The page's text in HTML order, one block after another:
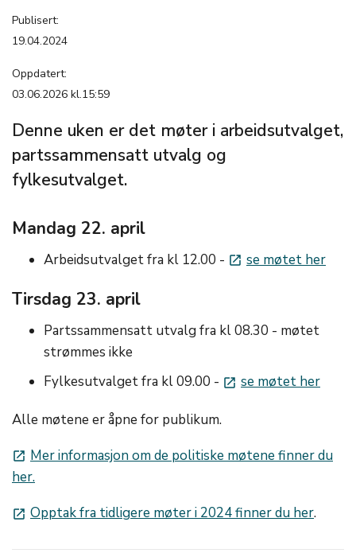
Publisert:
19.04.2024
Oppdatert:
03.06.2026 kl.15:59
Denne uken er det møter i arbeidsutvalget,
partssammensatt utvalg og
fylkesutvalget.
Mandag 22. april
Arbeidsutvalget fra kl 12.00 - launch se møtet her
Tirsdag 23. april
Partssammensatt utvalg fra kl 08.30 - møtet
strømmes ikke
Fylkesutvalget fra kl 09.00 - launch se møtet her
Alle møtene er åpne for publikum.
launch Mer informasjon om de politiske møtene finner du
her.
launch Opptak fra tidligere møter i 2024 finner du her.